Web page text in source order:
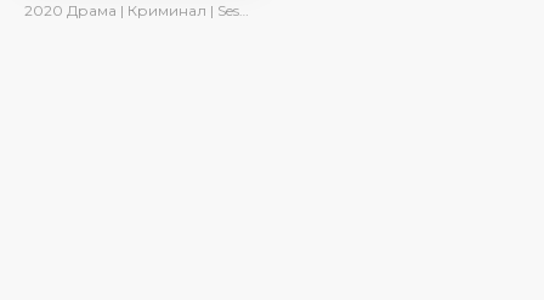
2020 Драма | Криминал | SesDizi | Ирина Котова